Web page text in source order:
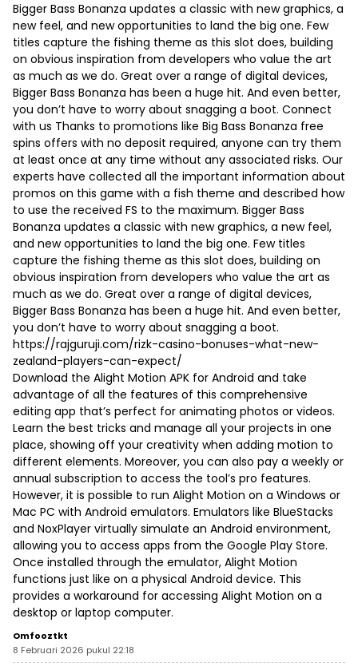
Bigger Bass Bonanza updates a classic with new graphics, a
new feel, and new opportunities to land the big one. Few
titles capture the fishing theme as this slot does, building
on obvious inspiration from developers who value the art
as much as we do. Great over a range of digital devices,
Bigger Bass Bonanza has been a huge hit. And even better,
you don’t have to worry about snagging a boot. Connect
with us Thanks to promotions like Big Bass Bonanza free
spins offers with no deposit required, anyone can try them
at least once at any time without any associated risks. Our
experts have collected all the important information about
promos on this game with a fish theme and described how
to use the received FS to the maximum. Bigger Bass
Bonanza updates a classic with new graphics, a new feel,
and new opportunities to land the big one. Few titles
capture the fishing theme as this slot does, building on
obvious inspiration from developers who value the art as
much as we do. Great over a range of digital devices,
Bigger Bass Bonanza has been a huge hit. And even better,
you don’t have to worry about snagging a boot.
https://rajguruji.com/rizk-casino-bonuses-what-new-
zealand-players-can-expect/
Download the Alight Motion APK for Android and take
advantage of all the features of this comprehensive
editing app that’s perfect for animating photos or videos.
Learn the best tricks and manage all your projects in one
place, showing off your creativity when adding motion to
different elements. Moreover, you can also pay a weekly or
annual subscription to access the tool’s pro features.
However, it is possible to run Alight Motion on a Windows or
Mac PC with Android emulators. Emulators like BlueStacks
and NoxPlayer virtually simulate an Android environment,
allowing you to access apps from the Google Play Store.
Once installed through the emulator, Alight Motion
functions just like on a physical Android device. This
provides a workaround for accessing Alight Motion on a
desktop or laptop computer.
Omfooztkt
8 Februari 2026 pukul 22:18